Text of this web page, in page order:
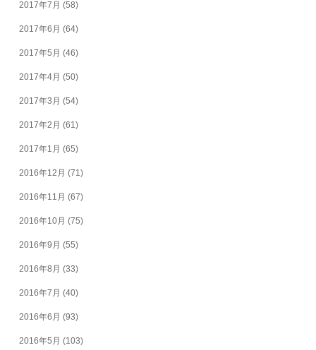
2017年7月 (58)
2017年6月 (64)
2017年5月 (46)
2017年4月 (50)
2017年3月 (54)
2017年2月 (61)
2017年1月 (65)
2016年12月 (71)
2016年11月 (67)
2016年10月 (75)
2016年9月 (55)
2016年8月 (33)
2016年7月 (40)
2016年6月 (93)
2016年5月 (103)